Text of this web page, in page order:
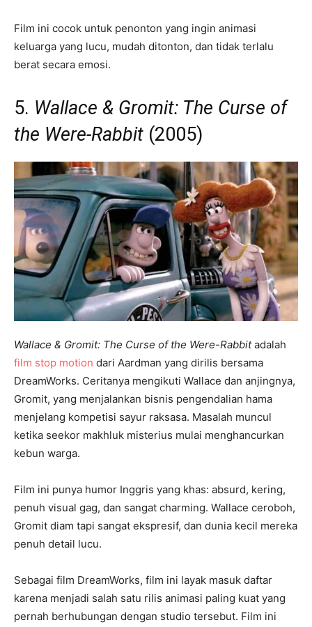
Film ini cocok untuk penonton yang ingin animasi
keluarga yang lucu, mudah ditonton, dan tidak terlalu
berat secara emosi.
5. Wallace & Gromit: The Curse of
the Were-Rabbit (2005)
Wallace & Gromit: The Curse of the Were-Rabbitadalah
film stop motion dari Aardman yang dirilis bersama
DreamWorks. Ceritanya mengikuti Wallace dan anjingnya,
Gromit, yang menjalankan bisnis pengendalian hama
menjelang kompetisi sayur raksasa. Masalah muncul
ketika seekor makhluk misterius mulai menghancurkan
kebun warga.
Film ini punya humor Inggris yang khas: absurd, kering,
penuh visual gag, dan sangat charming. Wallace ceroboh,
Gromit diam tapi sangat ekspresif, dan dunia kecil mereka
penuh detail lucu.
Sebagai film DreamWorks, film ini layak masuk daftar
karena menjadi salah satu rilis animasi paling kuat yang
pernah berhubungan dengan studio tersebut. Film ini